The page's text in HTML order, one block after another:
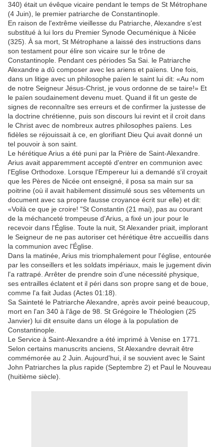
340) était un évêque vicaire pendant le temps de St Métrophane
(4 Juin), le premier patriarche de Constantinople.
En raison de l'extrême vieillesse du Patriarche, Alexandre s'est
substitué à lui lors du Premier Synode Oecuménique à Nicée
(325). À sa mort, St Métrophane a laissé des instructions dans
son testament pour élire son vicaire sur le trône de
Constantinople. Pendant ces périodes Sa Sai. le Patriarche
Alexandre a dû composer avec les ariens et païens. Une fois,
dans un litige avec un philosophe païen le saint lui dit: «Au nom
de notre Seigneur Jésus-Christ, je vous ordonne de se taire!» Et
le païen soudainement devenu muet. Quand il fit un geste de
signes de reconnaître ses erreurs et de confirmer la justesse de
la doctrine chrétienne, puis son discours lui revint et il croit dans
le Christ avec de nombreux autres philosophes païens. Les
fidèles se réjouissait à ce, en glorifiant Dieu Qui avait donné un
tel pouvoir à son saint.
Le hérétique Arius a été puni par la Prière de Saint-Alexandre.
Arius avait apparemment accepté d'entrer en communion avec
l'Eglise Orthodoxe. Lorsque l'Empereur lui a demandé s'il croyait
que les Pères de Nicée ont enseigné, il posa sa main sur sa
poitrine (où il avait habilement dissimulé sous ses vêtements un
document avec sa propre fausse croyance écrit sur elle) et dit:
«Voilà ce que je croire! "St Constantin (21 mai), pas au courant
de la méchanceté trompeuse d'Arius, a fixé un jour pour le
recevoir dans l'Église. Toute la nuit, St Alexander priait, implorant
le Seigneur de ne pas autoriser cet hérétique être accueillis dans
la communion avec l'Église.
Dans la matinée, Arius mis triomphalement pour l'église, entourée
par les conseillers et les soldats impériaux, mais le jugement divin
l'a rattrapé. Arrêter de prendre soin d'une nécessité physique,
ses entrailles éclatent et il péri dans son propre sang et de boue,
comme l'a fait Judas (Actes 01:18).
Sa Sainteté le Patriarche Alexandre, après avoir peiné beaucoup,
mort en l'an 340 à l'âge de 98. St Grégoire le Théologien (25
Janvier) lui dit ensuite dans un éloge à la population de
Constantinople.
Le Service à Saint-Alexandre a été imprimé à Venise en 1771.
Selon certains manuscrits anciens, St Alexandre devrait être
commémorée au 2 Juin. Aujourd'hui, il se souvient avec le Saint
John Patriarches la plus rapide (Septembre 2) et Paul le Nouveau
(huitième siècle).